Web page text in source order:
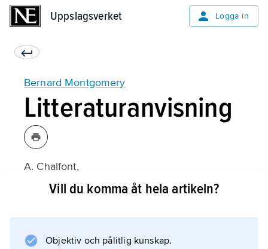
Uppslagsverket Logga in
Bernard Montgomery
Litteraturanvisning
A. Chalfont,
Montgomery of Alamein
Vill du komma åt hela artikeln?
Objektiv och pålitlig kunskap.